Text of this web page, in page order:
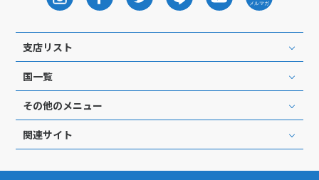
支店リスト
国一覧
その他のメニュー
関連サイト